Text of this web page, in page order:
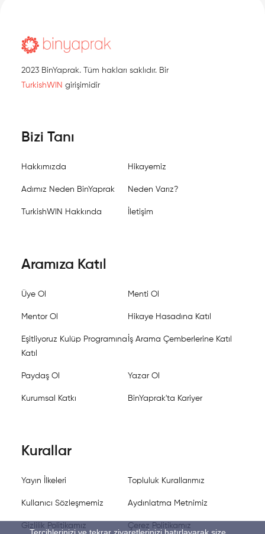
2023 BinYaprak. Tüm hakları saklıdır. Bir
TurkishWIN girişimidir
Bizi Tanı
Hakkımızda Hikayemiz
Adımız Neden BinYaprak Neden Varız?
TurkishWIN Hakkında İletişim
Aramıza Katıl
Üye Ol Menti Ol
Mentor Ol Hikaye Hasadına Katıl
Eşitliyoruz Kulüp Programına
Katıl
İş Arama Çemberlerine Katıl
Paydaş Ol Yazar Ol
Kurumsal Katkı BinYaprak'ta Kariyer
Kurallar
Yayın İlkeleri Topluluk Kurallarımız
Kullanıcı Sözleşmemiz Aydınlatma Metnimiz
Gizlilik Politikamız Çerez Politikamız